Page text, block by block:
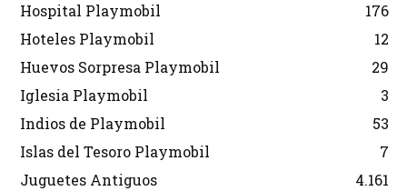
Hospital Playmobil
176
Hoteles Playmobil
12
Huevos Sorpresa Playmobil
29
Iglesia Playmobil
3
Indios de Playmobil
53
Islas del Tesoro Playmobil
7
Juguetes Antiguos
4.161